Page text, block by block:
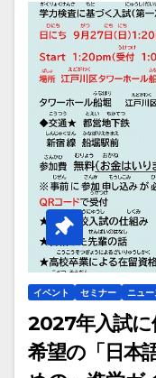
イベント セミナー ニュー
2027年入試に
希望の「日本